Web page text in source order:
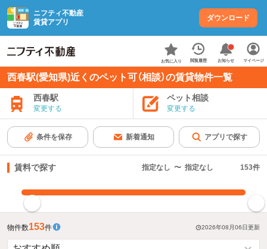
ニフティ不動産
賃貸アプリ
ダウンロード
お気に入り 閲覧履歴 お知らせ マイページ
西春駅(愛知県)近くのペット可（相談）の賃貸物件一覧
西春駅
変更する
ペット相談
変更する
条件を保存 新着通知 アプリで探す
賃料で探す 指定なし 〜 指定なし 153件
物件数153件 2026年08月06日更新